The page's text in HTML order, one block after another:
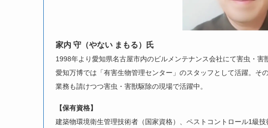
家内 守（やない まもる）氏
1998年より愛知県名古屋市内のビルメンテナンス会社にて害虫・害
愛知万博では「有害生物管理センター」のスタッフとして活躍。そ
業務も請けつつ害虫・害獣駆除の現場で活躍中。
【保有資格】
建築物環境衛生管理技術者（国家資格）、ペストコントロール1級